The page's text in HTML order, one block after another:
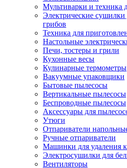
Мультиварки и техника
Электрические
грибов
Техника для
Настольные
Печи, тостеры и грили
Кухонные весы
Кулинарные термометры
Вакуумные упаковщики
Бытовые пылесосы
Вертикальные пылесосы
Беспроводные пылесосы
Аксессуары для
Утюги
Отпариватели
Ручные отпариватели
Машинки для удаления
Электросушилки для
Вентиляторы